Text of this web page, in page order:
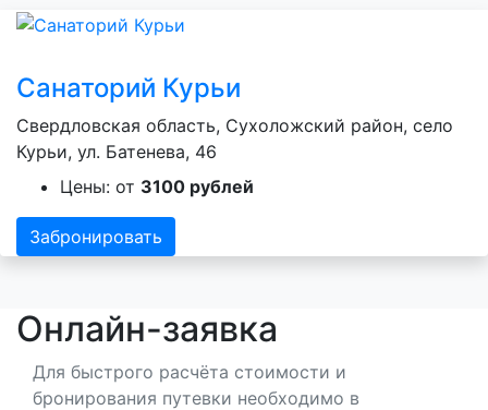
Санаторий Курьи
Свердловская область, Сухоложский район, село
Курьи, ул. Батенева, 46
Цены: от 3100 рублей
Забронировать
Онлайн-заявка
Для быстрого расчёта стоимости и
бронирования путевки необходимо в